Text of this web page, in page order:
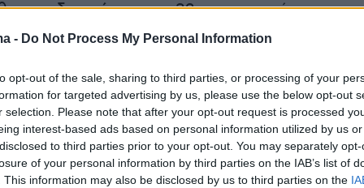
- Do Not Process My Personal Information
opt-out of the sale, sharing to third parties, or processing of your
for targeted advertising by us, please use the below opt-out
selection. Please note that after your opt-out request is processed
interest-based ads based on personal information utilized by us
to third parties prior to your opt-out. You may separately
of your personal information by third parties on the IAB’s list of
This information may also be disclosed by us to third parties on the
οδικηγόροςτου 32χρονου από το
ο πελάτης του θα ζητήσει προθεσμία για να
ότι είναι το πιο σωστό. Χρειάζεται χρόνο η
και εμείς να προετοιμαστούμε».
v-ctgixogo4cx5)